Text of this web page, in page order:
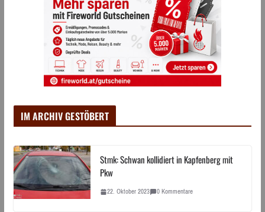
IM ARCHIV GESTÖBERT
Stmk: Schwan kollidiert in Kapfenberg mit
Pkw
22. Oktober 2023 0 Kommentare